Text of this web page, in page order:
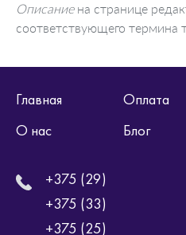
Описаниена странице
соответствующего термина
Главная Оплата
О нас
Блог
+375 (29)
+375 (33)
+375 (25)